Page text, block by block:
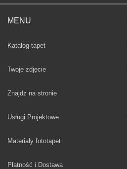
MENU
Katalog tapet
Twoje zdjęcie
Znajdż na stronie
Usługi Projektowe
Materiały fototapet
Płatność i Dostawa